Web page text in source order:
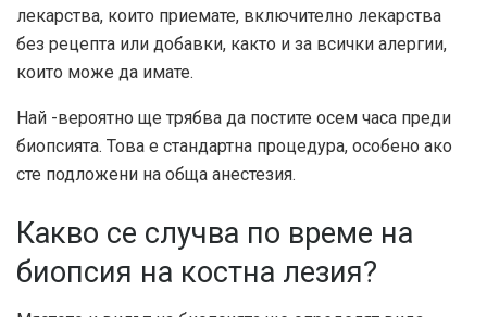
лекарства, които приемате, включително лекарства
без рецепта или добавки, както и за всички алергии,
които може да имате.
Най -вероятно ще трябва да постите осем часа преди
биопсията. Това е стандартна процедура, особено ако
сте подложени на обща анестезия.
Какво се случва по време на
биопсия на костна лезия?